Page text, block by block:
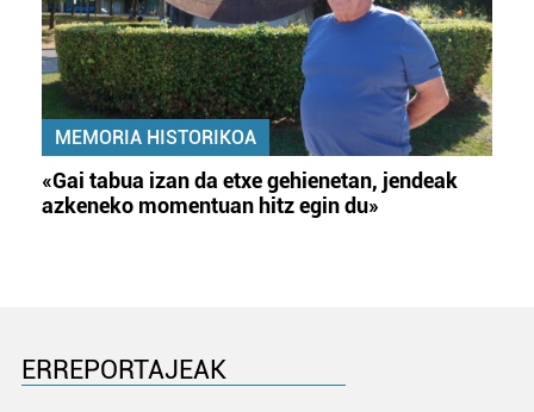
MEMORIA HISTORIKOA
«Gai tabua izan da etxe gehienetan, jendeak
azkeneko momentuan hitz egin du»
ERREPORTAJEAK